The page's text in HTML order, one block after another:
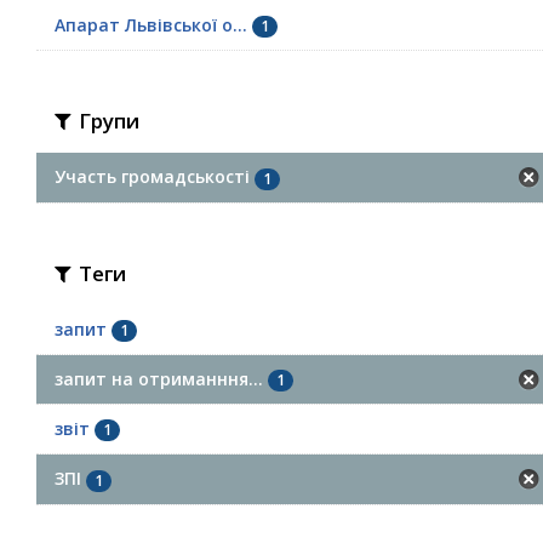
Апарат Львівської о... 1
Групи
Участь громадськості 1
Теги
запит 1
запит на отриманння... 1
звіт 1
ЗПІ 1